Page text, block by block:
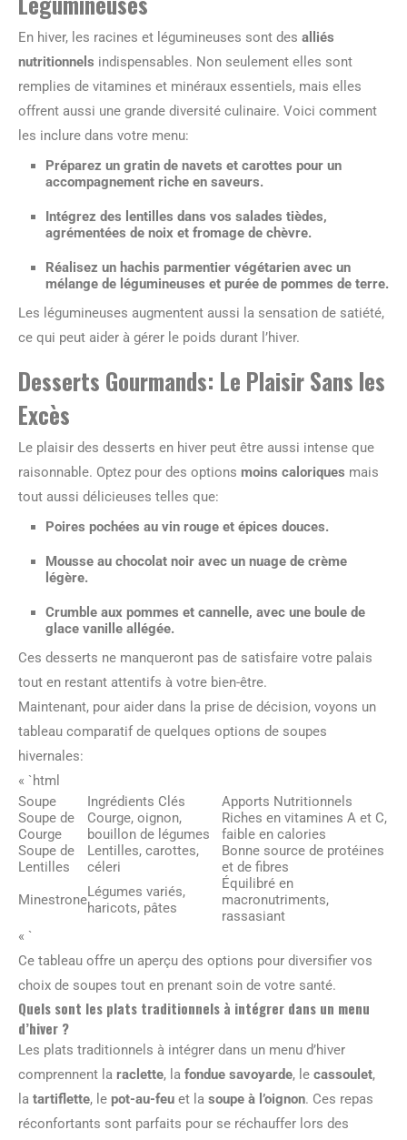
En hiver, les racines et légumineuses sont des alliés
nutritionnels indispensables. Non seulement elles sont
remplies de vitamines et minéraux essentiels, mais elles
offrent aussi une grande diversité culinaire. Voici comment
les inclure dans votre menu:
Préparez un gratin de navets et carottes pour un
accompagnement riche en saveurs.
Intégrez des lentilles dans vos salades tièdes,
agrémentées de noix et fromage de chèvre.
Réalisez un hachis parmentier végétarien avec un
mélange de légumineuses et purée de pommes de terre.
Les légumineuses augmentent aussi la sensation de satiété,
ce qui peut aider à gérer le poids durant l’hiver.
Desserts Gourmands: Le Plaisir Sans les
Excès
Le plaisir des desserts en hiver peut être aussi intense que
raisonnable. Optez pour des options moins caloriques mais
tout aussi délicieuses telles que:
Poires pochées au vin rouge et épices douces.
Mousse au chocolat noir avec un nuage de crème
légère.
Crumble aux pommes et cannelle, avec une boule de
glace vanille allégée.
Ces desserts ne manqueront pas de satisfaire votre palais
tout en restant attentifs à votre bien-être.
Maintenant, pour aider dans la prise de décision, voyons un
tableau comparatif de quelques options de soupes
hivernales:
« `html
Soupe
Ingrédients Clés
Apports Nutritionnels
Soupe de
Courge
Courge, oignon,
bouillon de légumes
Riches en vitamines A et C,
faible en calories
Soupe de
Lentilles
Lentilles, carottes,
céleri
Bonne source de protéines
et de fibres
MinestroneLégumes variés,
haricots, pâtes
Équilibré en
macronutriments,
rassasiant
« `
Ce tableau offre un aperçu des options pour diversifier vos
choix de soupes tout en prenant soin de votre santé.
Quels sont les plats traditionnels à intégrer dans un menu
d’hiver ?
Les plats traditionnels à intégrer dans un menu d’hiver
comprennent la raclette, la fondue savoyarde, le cassoulet,
la tartiflette, le pot-au-feu et la soupe à l’oignon. Ces repas
réconfortants sont parfaits pour se réchauffer lors des